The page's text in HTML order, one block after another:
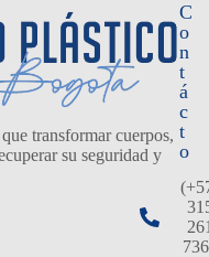
que transformar cuerpos,
su seguridad y
C
o
n
t
á
c
t
o